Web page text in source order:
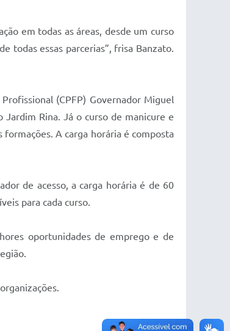
em todas as áreas, desde um curso
todas essas parcerias”, frisa Banzato.
(CPFP) Governador Miguel
Rina. Já o curso de manicure e
A carga horária é composta
de acesso, a carga horária é de 60
para cada curso.
oportunidades de emprego e de
região.